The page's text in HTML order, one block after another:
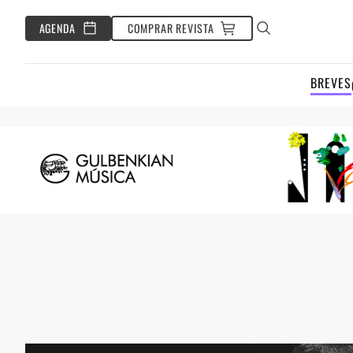
AGENDA COMPRAR REVISTA
BREVES